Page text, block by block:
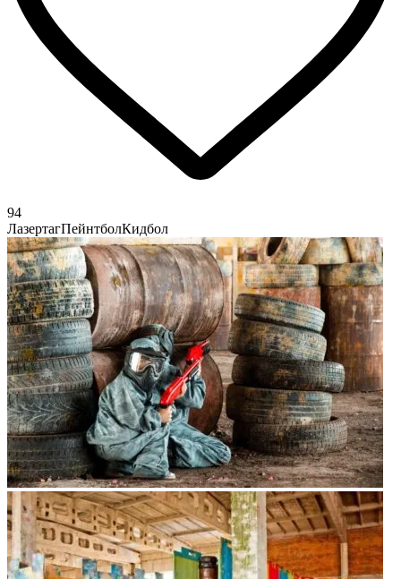
94
ЛазертагПейнтболКидбол